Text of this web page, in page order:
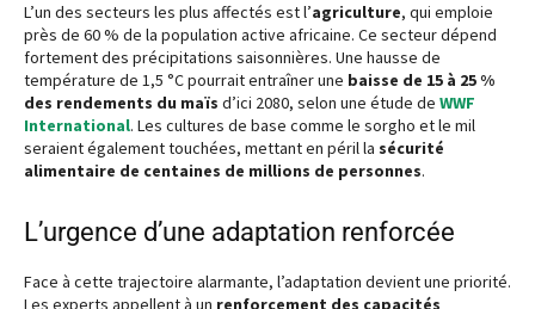
L’un des secteurs les plus affectés est l’agriculture, qui emploie
près de 60 % de la population active africaine. Ce secteur dépend
fortement des précipitations saisonnières. Une hausse de
température de 1,5 °C pourrait entraîner une baisse de 15 à 25 %
des rendements du maïs d’ici 2080, selon une étude de WWF
International. Les cultures de base comme le sorgho et le mil
seraient également touchées, mettant en péril la sécurité
alimentaire de centaines de millions de personnes.
L’urgence d’une adaptation renforcée
Face à cette trajectoire alarmante, l’adaptation devient une priorité.
Les experts appellent à un renforcement des capacités